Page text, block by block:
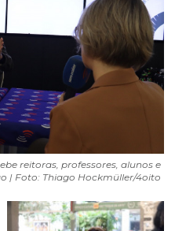
reitoras, professores, alunos e
| Foto: Thiago Hockmüller/4oito